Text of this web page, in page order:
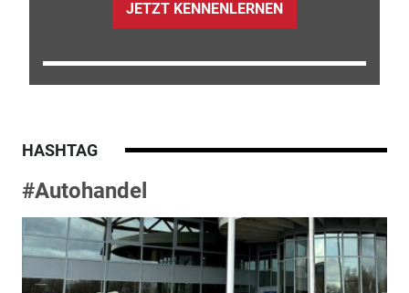
JETZT KENNENLERNEN
HASHTAG
#Autohandel